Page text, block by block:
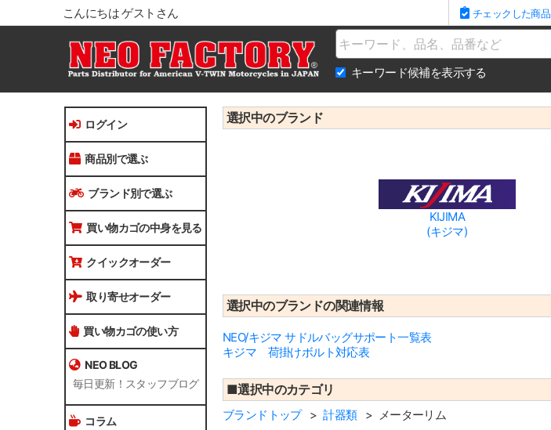
こんにちは ゲストさん チェックした商品
Name
キーワード候補を表示する
ログイン
商品別で選ぶ
ブランド別で選ぶ
買い物カゴの中身を見る
クイックオーダー
取り寄せオーダー
買い物カゴの使い方
NEO BLOG
毎日更新！スタッフブログ
コラム
選択中のブランド
KIJIMA
(キジマ)
選択中のブランドの関連情報
NEO/キジマ サドルバッグサポート一覧表
キジマ 荷掛けボルト対応表
■選択中のカテゴリ
ブランドトップ 計器類 メーターリム